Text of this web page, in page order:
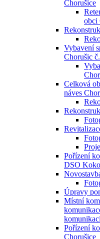
Chorušice
obci
Vybavení
Chorušic
Celková
náves
Pořízení
DSO
Úpravy
Místní
Pořízení
Chorušice